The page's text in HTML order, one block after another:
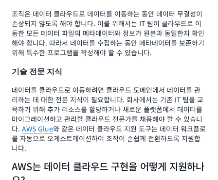
조직은 데이터 클라우드로 데이터를 이동하는 동안 데이터 무결성이
손상되지 않도록 해야 합니다. 이를 위해서는 IT 팀이 클라우드로 이
동한 모든 데이터 파일의 메타데이터와 정보가 원본과 동일한지 확인
해야 합니다. 따라서 데이터를 수집하는 동안 메타데이터를 보존하기
위해 특수한 프로그램을 작성해야 할 수 있습니다.
기술 전문 지식
데이터를 클라우드로 이동하려면 클라우드 도메인에서 데이터를 관
리하는 데 대한 전문 지식이 필요합니다. 회사에서는 기존 IT 팀을 교
육하기 위해 추가 리소스를 할당하거나 새로운 플랫폼에서 데이터를
마이그레이션하고 관리할 클라우드 전문가를 채용해야 할 수 있습니
다. AWS Glue와 같은 데이터 클라우드 지원 도구는 데이터 워크플로
를 자동으로 오케스트레이션하여 조직이 손쉽게 전환하도록 지원합
니다.
AWS는 데이터 클라우드 구현을 어떻게 지원하나